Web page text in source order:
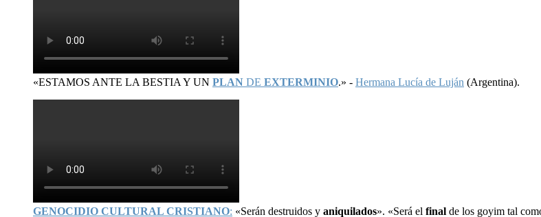
«ESTAMOS ANTE LA BESTIA Y UN PLAN DE EXTERMINIO.» - Hermana Lucía de Luján (Argentina).
GENOCIDIO CULTURAL CRISTIANO: «Serán destruidos y aniquilados». «Será el final de los goyim tal